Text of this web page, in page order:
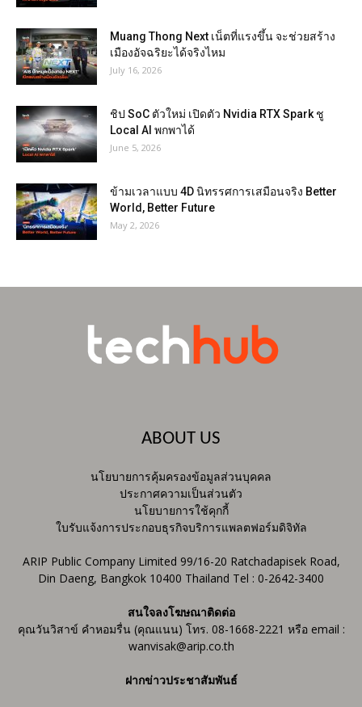
Muang Thong Next เน็ตที่แรงขึ้น จะช่วยสร้าง
เมืองอัจฉริยะได้จริงไหม
July 16, 2026
ชิป SoC ตัวใหม่ เปิดตัว Nvidia RTX Spark ชู
Local AI พกพาได้
June 5, 2026
ข้ามเวลาแบบ 4D นิทรรศการเสมือนจริง Better
World, Better Future
May 2, 2026
ABOUT US
นโยบายการคุ้มครองข้อมูลส่วนบุคคล
ประกาศความเป็นส่วนตัว
นโยบายการใช้คุกกี้
ใบรับแจ้งการประกอบธุรกิจบริการแพลตฟอร์มดิจิทัล
ARIP Public Company Limited 99/16-20 Ratchadapisek Road,
Din Daeng, Bangkok 10400 Thailand Tel : 0-2642-3400
สนใจลงโฆษณาติดต่อ
คุณวันวิสาข์ คำหอมรื่น (คุณแนน) โทร. 08-1668-2221 หรือ email :
wanvisak@arip.co.th
ฝากข่าวประชาสัมพันธ์